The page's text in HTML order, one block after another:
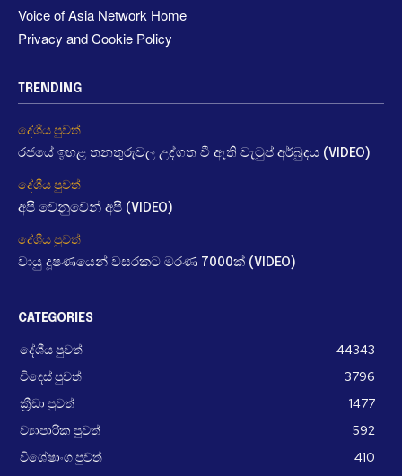
Voice of Asia Network Home
Privacy and Cookie Policy
TRENDING
දේශීය පුවත්
රජයේ ඉහළ තනතුරුවල උද්ගත වී ඇති වැටුප් අර්බුදය (VIDEO)
දේශීය පුවත්
අපි වෙනුවෙන් අපි (VIDEO)
දේශීය පුවත්
වායු දූෂණයෙන් වසරකට මරණ 7000ක් (VIDEO)
CATEGORIES
දේශීය පුවත්
44343
විදෙස් පුවත්
3796
ක්‍රීඩා පුවත්
1477
ව්‍යාපාරික පුවත්
592
විශේෂාංග පුවත්
410